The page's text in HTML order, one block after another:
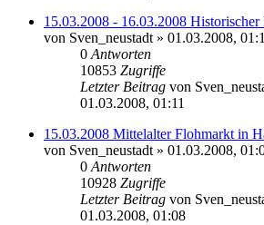
15.03.2008 - 16.03.2008
von Sven_neustadt» 01.03.2008,
0Antworten
10853 Zugriffe
Letzter Beitrag von
01.03.2008, 01:11
15.03.2008 Mittelalter Flohmarkt in
von Sven_neustadt» 01.03.2008,
0Antworten
10928 Zugriffe
Letzter Beitrag von
01.03.2008, 01:08